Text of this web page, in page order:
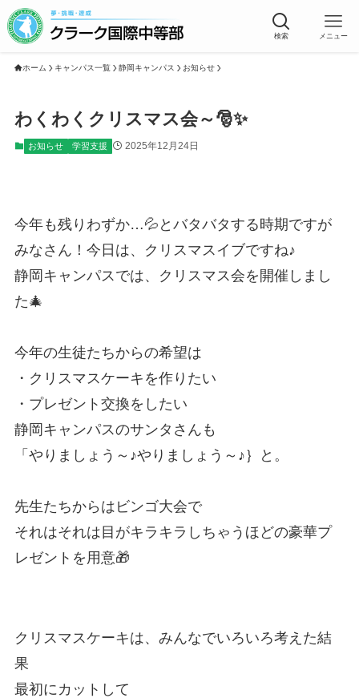
検索 メニュー
ホーム キャンパス一覧 静岡キャンパス お知らせ
わくわくクリスマス会～🎅✨
お知らせ 学習支援 2025年12月24日
今年も残りわずか…💦とバタバタする時期ですが
みなさん！今日は、クリスマスイブですね♪
静岡キャンパスでは、クリスマス会を開催しまし
た🎄
今年の生徒たちからの希望は
・クリスマスケーキを作りたい
・プレゼント交換をしたい
静岡キャンパスのサンタさんも
「やりましょう～♪やりましょう～♪｝と。
先生たちからはビンゴ大会で
それはそれは目がキラキラしちゃうほどの豪華プ
レゼントを用意🎁
クリスマスケーキは、みんなでいろいろ考えた結
果
最初にカットして